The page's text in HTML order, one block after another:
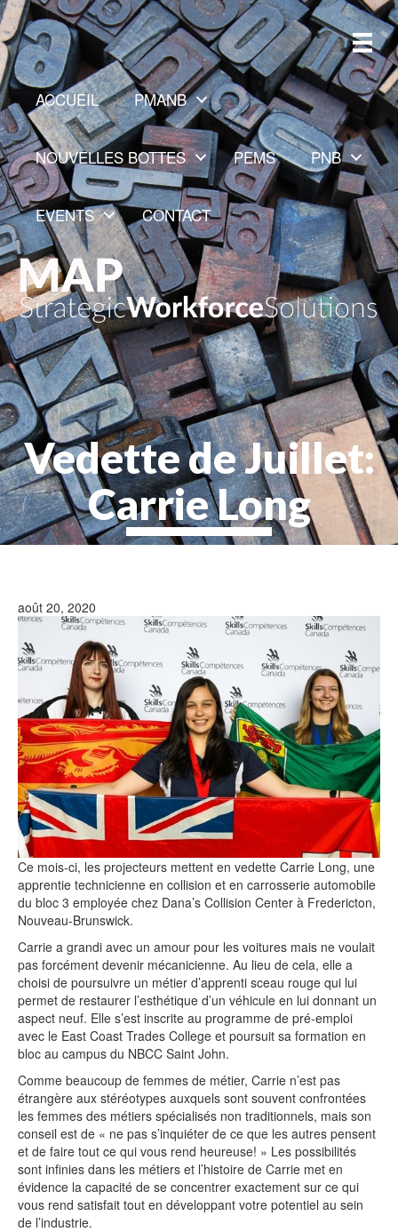
ACCUEIL PMANB
NOUVELLES BOTTES PEMS PNB
EVENTS CONTACT
Vedette de Juillet:
Carrie Long
août 20, 2020
Ce mois-ci, les projecteurs mettent en vedette Carrie Long, une
apprentie technicienne en collision et en carrosserie automobile
du bloc 3 employée chez Dana’s Collision Center à Fredericton,
Nouveau-Brunswick.
Carrie a grandi avec un amour pour les voitures mais ne voulait
pas forcément devenir mécanicienne. Au lieu de cela, elle a
choisi de poursuivre un métier d’apprenti sceau rouge qui lui
permet de restaurer l’esthétique d’un véhicule en lui donnant un
aspect neuf. Elle s’est inscrite au programme de pré-emploi
avec le East Coast Trades College et poursuit sa formation en
bloc au campus du NBCC Saint John.
Comme beaucoup de femmes de métier, Carrie n’est pas
étrangère aux stéréotypes auxquels sont souvent confrontées
les femmes des métiers spécialisés non traditionnels, mais son
conseil est de « ne pas s’inquiéter de ce que les autres pensent
et de faire tout ce qui vous rend heureuse! » Les possibilités
sont infinies dans les métiers et l’histoire de Carrie met en
évidence la capacité de se concentrer exactement sur ce qui
vous rend satisfait tout en développant votre potentiel au sein
de l’industrie.